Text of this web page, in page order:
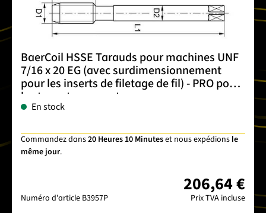
BaerCoil HSSE Tarauds pour machines UNF
7/16 x 20 EG (avec surdimensionnement
pour les inserts de filetage de fil) - PRO pour
les trous traversants
En stock
Commandez dans20 Heures 10 Minuteset nous expédions le
même jour.
Numéro d'article B3957P
206,64 €
Prix TVA incluse